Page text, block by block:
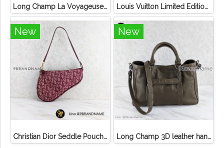
Long Champ La Voyageuse Bag Leather Louis Vuitton Limited Edition Monogram Canvas Sofia Coppola SC Bag
New
Christian Dior Seddle Pouch Accessory Hand Bag
New
Long Champ 3D leather handbag